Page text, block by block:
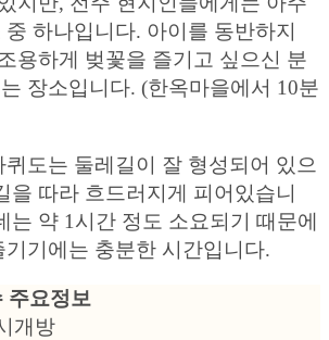
하나입니다. 아이를 동반하지
용하게 벚꽃을 즐기고 싶으신 분
장소입니다. (한옥마을에서 10분
도는 둘레길이 잘 형성되어 있으
을 따라 흐드러지게 피어있습니
는 약 1시간 정도 소요되기 때문에
기에는 충분한 시간입니다.
주요정보
개방